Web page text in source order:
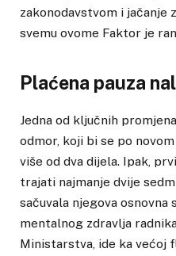
zakonodavstvom i jačanje
svemu ovome Faktor je
Plaćena pauza
Jedna od ključnih
odmor, koji bi se po
više od dva dijela. Ipak,
trajati najmanje dvije
sačuvala njegova osnovna
mentalnog zdravlja
Ministarstva, ide ka većoj